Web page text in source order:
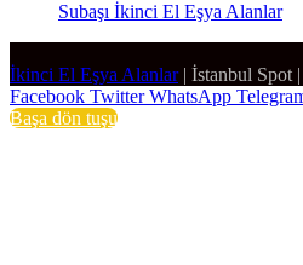
Subaşı İkinci El Eşya Alanlar
İkinci El Eşya Alanlar İstanbul Spot
Facebook Twitter WhatsApp
Başa dön tuşu